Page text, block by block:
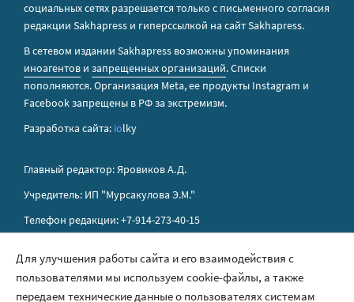
социальных сетях разрешается только с письменного согласия
редакции Sakhapress и гиперссылкой на сайт Sakhapress.
В сетевом издании Sakhapress возможны упоминания
иноагентов и запрещенных организаций. Списки
пополняются. Организация Metа, ее продукты Instagram и
Facebook запрещены в РФ за экстремизм.
Разработка сайта: iolky
Главный редактор: Яровиков А.Д.
Учредитель: ИП "Мурсакулова Э.М."
Телефон редакции: +7-914-273-40-15
Правила сайта
Для улучшения работы сайта и его взаимодействия с
пользователями мы используем cookie-файлы, а также
передаем технические данные о пользователях системам